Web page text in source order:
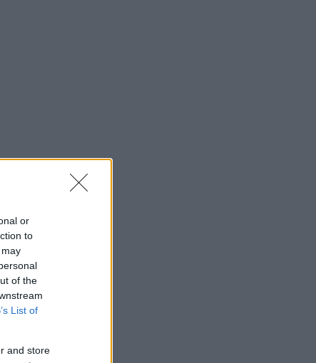
or
to
of the
List of
and store